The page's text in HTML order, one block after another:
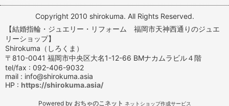
Copyright 2010 shirokuma. All Rights Reserved.
【結婚指輪・ジュエリー・リフォーム 福岡市天神西通りのジュエ
リーショップ】
Shirokuma（しろくま）
〒810-0041 福岡市中央区大名1-12-66 BMナカムラビル４階
tel/fax : 092-406-9032
mail : info@shirokuma.asia
HP : https://shirokuma.asia/
Powered by おちゃのこネット ネットショップ作成サービス